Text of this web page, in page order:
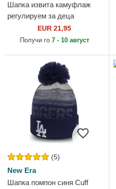
Шапка извита камуфлаж
регулируем за деца
9FORTY League Essential
на New York Yankees MLB
EUR 21,95
Получи го 7 - 10 август
(5)
New Era
Шапка помпон синя Cuff